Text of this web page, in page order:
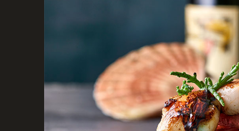
BISÆTTELSE
RECEPTION
TAKE AWAY
TAPAS
SMØRREBRØD
FORÅR
FROSTRETTER